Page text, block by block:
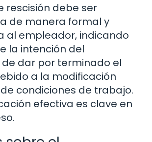
rescisión debe ser
de manera formal y
al empleador, indicando
la intención del
dar por terminado el
a la modificación
condiciones de trabajo.
efectiva es clave en